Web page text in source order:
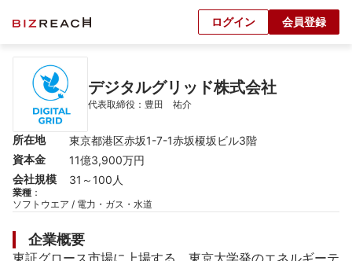
ログイン 会員登録
デジタルグリッド株式会社
代表取締役：豊田　祐介
所在地
東京都港区赤坂1-7-1赤坂榎坂ビル3階
資本金
11億3,900万円
会社規模
31～100人
業種 ：
ソフトウエア / 電力・ガス・水道
企業概要
東証グロース市場に上場する、東京大学発のエネルギーテ